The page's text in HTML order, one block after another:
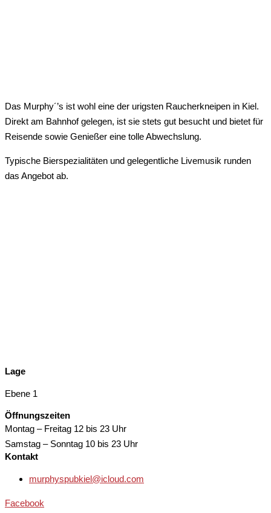
Das Murphy´’s ist wohl eine der urigsten Raucherkneipen in Kiel.
Direkt am Bahnhof gelegen, ist sie stets gut besucht und bietet für
Reisende sowie Genießer eine tolle Abwechslung.
Typische Bierspezialitäten und gelegentliche Livemusik runden
das Angebot ab.
Lage
Ebene 1
Öffnungszeiten
Montag – Freitag 12 bis 23 Uhr
Samstag – Sonntag 10 bis 23 Uhr
Kontakt
murphyspubkiel@icloud.com
Facebook